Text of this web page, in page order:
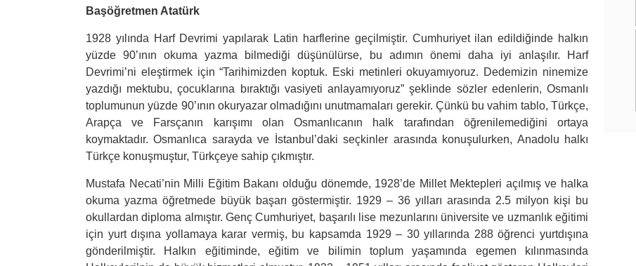
Başöğretmen Atatürk
1928 yılında Harf Devrimi yapılarak Latin harflerine geçilmiştir. Cumhuriyet ilan edildiğinde halkın
yüzde 90’ının okuma yazma bilmediği düşünülürse, bu adımın önemi daha iyi anlaşılır. Harf
Devrimi’ni eleştirmek için “Tarihimizden koptuk. Eski metinleri okuyamıyoruz. Dedemizin ninemize
yazdığı mektubu, çocuklarına bıraktığı vasiyeti anlayamıyoruz” şeklinde sözler edenlerin, Osmanlı
toplumunun yüzde 90’ının okuryazar olmadığını unutmamaları gerekir. Çünkü bu vahim tablo, Türkçe,
Arapça ve Farsçanın karışımı olan Osmanlıcanın halk tarafından öğrenilemediğini ortaya
koymaktadır. Osmanlıca sarayda ve İstanbul’daki seçkinler arasında konuşulurken, Anadolu halkı
Türkçe konuşmuştur, Türkçeye sahip çıkmıştır.
Mustafa Necati’nin Milli Eğitim Bakanı olduğu dönemde, 1928’de Millet Mektepleri açılmış ve halka
okuma yazma öğretmede büyük başarı göstermiştir. 1929 – 36 yılları arasında 2.5 milyon kişi bu
okullardan diploma almıştır. Genç Cumhuriyet, başarılı lise mezunlarını üniversite ve uzmanlık eğitimi
için yurt dışına yollamaya karar vermiş, bu kapsamda 1929 – 30 yıllarında 288 öğrenci yurtdışına
gönderilmiştir. Halkın eğitiminde, eğitim ve bilimin toplum yaşamında egemen kılınmasında